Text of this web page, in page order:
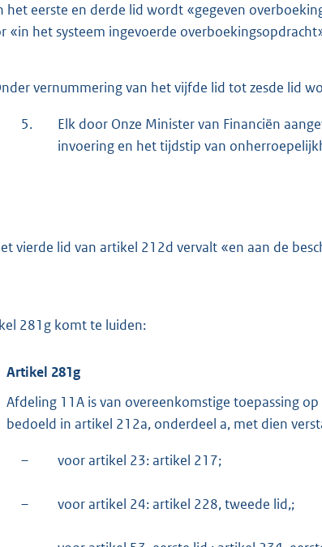
het eerste en derde lid wordt «gegeven
«in het systeem ingevoerde
vernummering van het vijfde lid tot zesde lid
5.
Elk door Onze Minister van Financiën
invoering en het tijdstip van
vierde lid van artikel 212d vervalt «en aan de
281g komt te luiden:
Artikel 281g
Afdeling 11A is van overeenkomstige toepassing
bedoeld in artikel 212a, onderdeel a, met dien
– voor artikel 23: artikel 217;
– voor artikel 24: artikel 228, tweede lid,;